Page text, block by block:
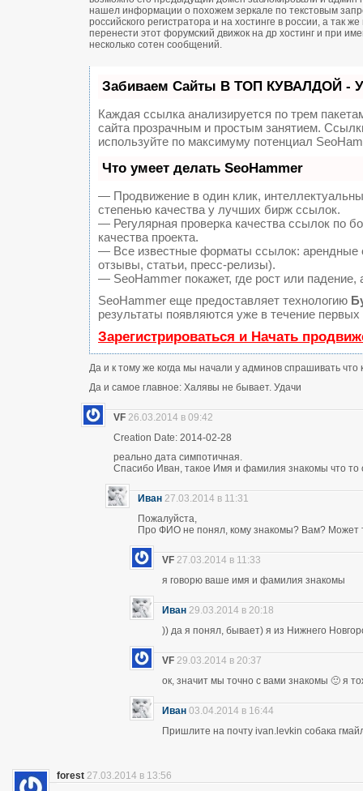
нашел информации о похожем зеркале по текстовым
российского регистратора и на хостинге в россии, а
перенести этот форумский движок на др хостинг и при
несколько сотен сообщений.
Забиваем Сайты В ТОП КУВАЛДОЙ -
Каждая ссылка анализируется по трем
сайта прозрачным и простым занятием.
используйте по максимуму потенциал
Что умеет делать SeoHammer
— Продвижение в один клик,
степенью качества у лучших бирж ссылок.
— Регулярная проверка качества ссылок по
качества проекта.
— Все известные форматы ссылок: арендные
отзывы, статьи, пресс-релизы).
— SeoHammer покажет, где рост или
SeoHammer еще предоставляет технологию
результаты появляются уже в течение первых
Зарегистрироваться и Начать
Да и к тому же когда мы начали у админов спрашивать что
Да и самое главное: Халявы не бывает. Удачи
VF 26.03.2014 в 09:42
Creation Date: 2014-02-28
реально дата симпотичная.
Спасибо Иван, такое Имя и фамилия знакомы что то
Иван 27.03.2014 в 11:31
Пожалуйста,
Про ФИО не понял, кому знакомы? Вам? Может
VF 27.03.2014 в 11:33
я говорю ваше имя и фамилия знакомы
Иван 29.03.2014 в 20:18
)) да я понял, бывает) я из Нижнего
VF 29.03.2014 в 20:37
ок, значит мы точно с вами знакомы 🙂 я
Иван 03.04.2014 в 16:44
Пришлите на почту ivan.levkin собака
forest 27.03.2014 в 13:56